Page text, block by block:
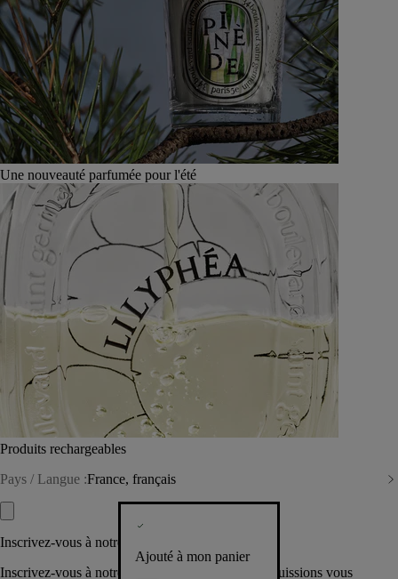
Une nouveauté parfumée pour l'été
Produits rechargeables
Pays / Langue :France, français
Ajouté à mon panier
Inscrivez-vous à notre Newsletter
Inscrivez-vous à notre newsletter pour que nous puissions vous